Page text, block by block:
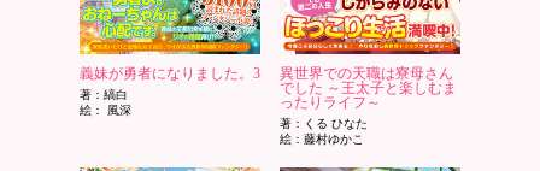
義妹が勇者になりました。3
著：縞白
絵： 風深
異世界での天職は寮母さん
でした ～王太子と楽しむま
ったりライフ～
著：くる ひなた
絵：藤村ゆかこ